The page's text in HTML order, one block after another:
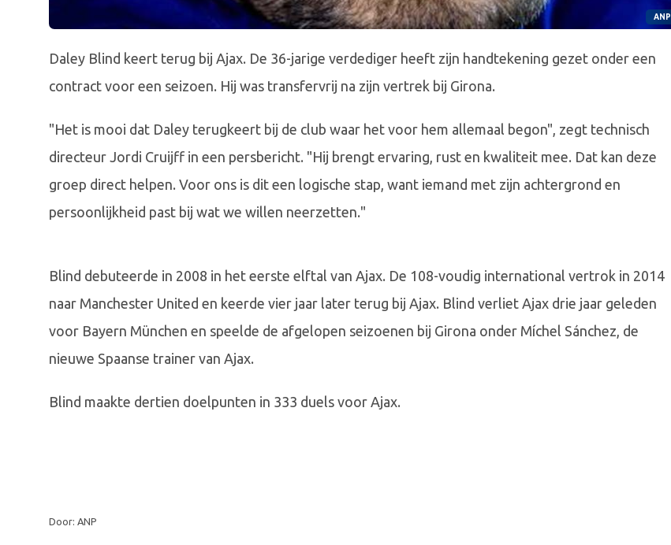
ANP
Daley Blind keert terug bij Ajax. De 36-jarige verdediger heeft zijn handtekening gezet onder een
contract voor een seizoen. Hij was transfervrij na zijn vertrek bij Girona.
"Het is mooi dat Daley terugkeert bij de club waar het voor hem allemaal begon", zegt technisch
directeur Jordi Cruijff in een persbericht. "Hij brengt ervaring, rust en kwaliteit mee. Dat kan deze
groep direct helpen. Voor ons is dit een logische stap, want iemand met zijn achtergrond en
persoonlijkheid past bij wat we willen neerzetten."
Blind debuteerde in 2008 in het eerste elftal van Ajax. De 108-voudig international vertrok in 2014
naar Manchester United en keerde vier jaar later terug bij Ajax. Blind verliet Ajax drie jaar geleden
voor Bayern München en speelde de afgelopen seizoenen bij Girona onder Míchel Sánchez, de
nieuwe Spaanse trainer van Ajax.
Blind maakte dertien doelpunten in 333 duels voor Ajax.
Door: ANP